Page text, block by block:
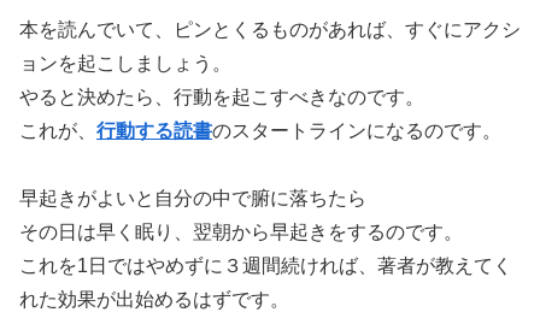
本を読んでいて、ピンとくるものがあれば、すぐにアクシ
ョンを起こしましょう。
やると決めたら、行動を起こすべきなのです。
これが、 行動する読書のスタートラインになるのです。
早起きがよいと自分の中で腑に落ちたら
その日は早く眠り、翌朝から早起きをするのです。
これを1日ではやめずに３週間続ければ、著者が教えてく
れた効果が出始めるはずです。